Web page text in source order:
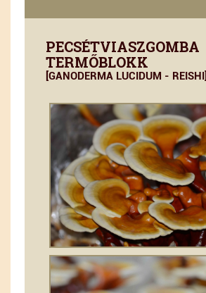
PECSÉTVIASZGOMBA
TERMŐBLOKK
[GANODERMA LUCIDUM - REISHI]